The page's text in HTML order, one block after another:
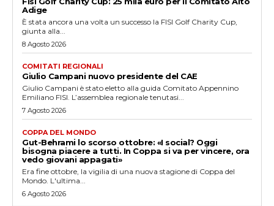
Adige
È stata ancora una volta un successo la FISI Golf Charity Cup,
giunta alla...
8 Agosto 2026
COMITATI REGIONALI
Giulio Campani nuovo presidente del CAE
Giulio Campani è stato eletto alla guida Comitato Appennino
Emiliano FISI. L’assemblea regionale tenutasi...
7 Agosto 2026
COPPA DEL MONDO
Gut-Behrami lo scorso ottobre: «I social? Oggi
bisogna piacere a tutti. In Coppa si va per vincere, ora
vedo giovani appagati»
Era fine ottobre, la vigilia di una nuova stagione di Coppa del
Mondo. L'ultima...
6 Agosto 2026